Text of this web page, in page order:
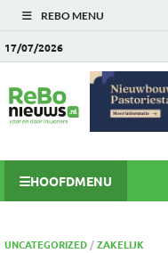
REBO MENU
17/07/2026
HOOFDMENU
UNCATEGORIZED/ZAKELIJK